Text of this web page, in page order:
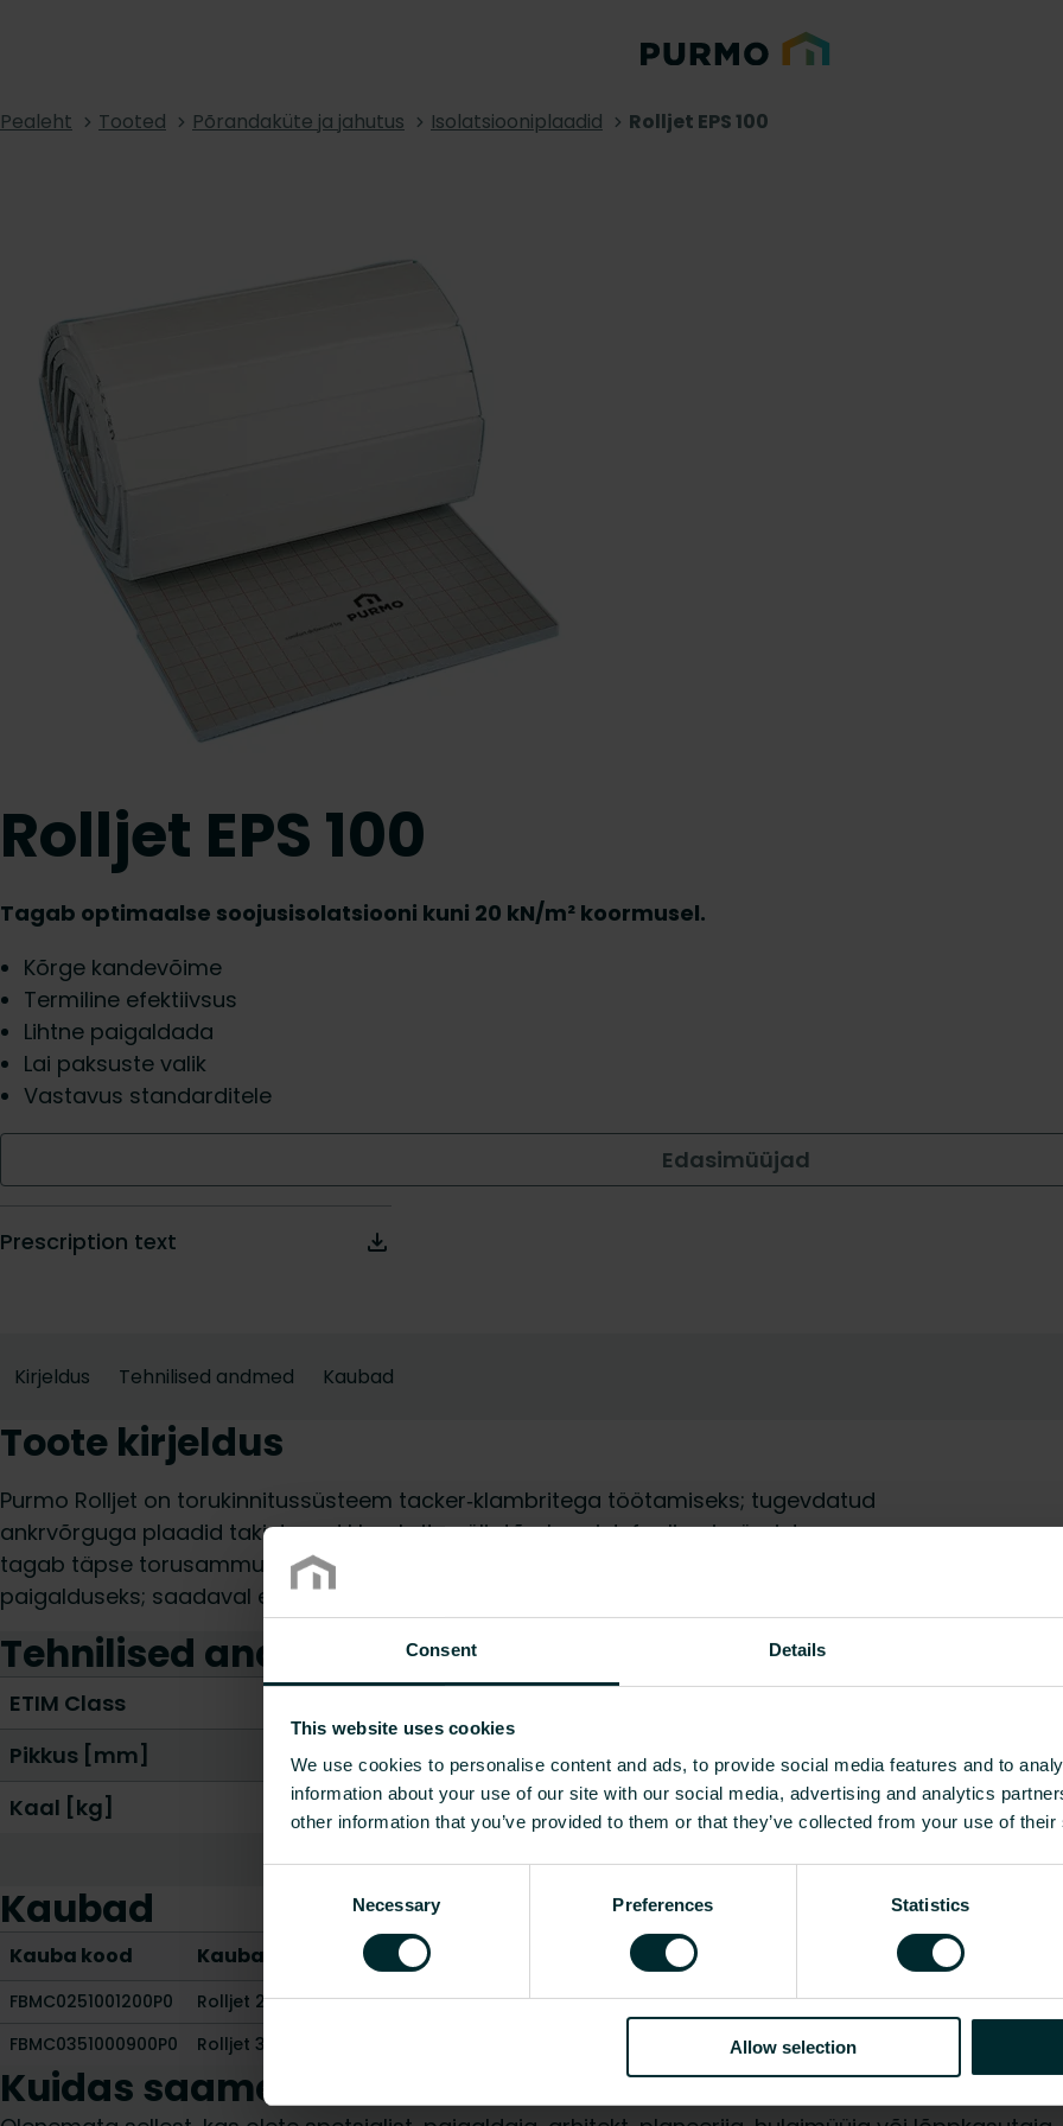
Consent Details
This website uses cookies
We use cookies to personalise content and ads, to provide social media features and to
information about your use of our site with our social media, advertising and analytics
other information that you’ve provided to them or that they’ve collected from your use of
Necessary Preferences Statistics
Allow selection
Pealeht Tooted Põrandaküte ja jahutus Isolatsiooniplaadid Rolljet EPS 100
Rolljet EPS 100
Tagab optimaalse soojusisolatsiooni kuni 20 kN/m² koormusel.
Kõrge kandevõime
Termiline efektiivsus
Lihtne paigaldada
Lai paksuste valik
Vastavus standarditele
Edasimüüjad
Prescription text
Kirjeldus Tehnilised andmed Kaubad
Toote kirjeldus
Purmo Rolljet on torukinnitus­süsteem tacker‑klambritega töötamiseks; tugevdatud
ankrvõrguga plaadid takistavad klambrite väljatõmbumist; fooliumimärgistus
tagab täpse torusammu; isolatsioon tarnitakse rullidena PE‑kottides mugavaks
paigalduseks; saadaval eri tüüpi ja paksusega Rolljet lahendused.
Tehnilised andmed
ETIM Class
Pikkus [mm]
1000
Kaal [kg]
6-6.003
Näita kõike
Kaubad
Kauba kood Kauba kirjeldus Pikkus [mm] Kaal [kg] CO2/Kg ekvivalent kilogrammi
FBMC0251001200P0 Rolljet 25 EPS100 25 mm 1000 6
-
FBMC0351000900P0
Rolljet 35 EPS100 35 mm
Kuidas saame teid aidata?